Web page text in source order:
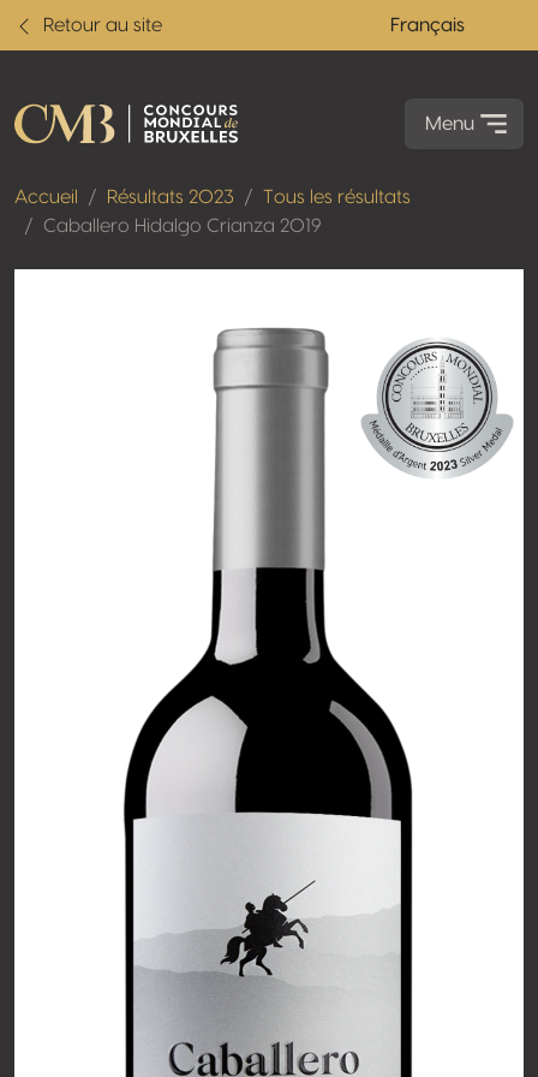
Retour au site Français
Menu
Accueil Résultats 2023
Tous les résultats
Caballero Hidalgo Crianza 2019